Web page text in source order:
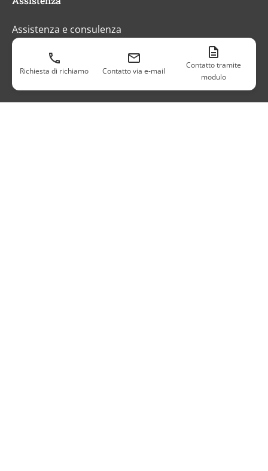
Assistenza e consulenza
FAQ
Referenti per vendita e assistenza
Richiesta di richiamo Contatto via e-mail
Contatto tramite
modulo